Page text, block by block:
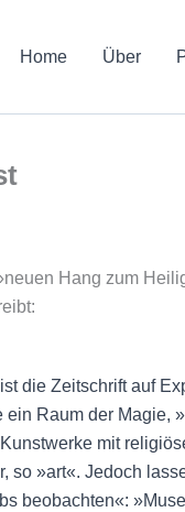
Home Über
Hang zum
die Zeitschrift auf
Raum der Magie,
mit
so »art«. Jedoch
beobachten«: